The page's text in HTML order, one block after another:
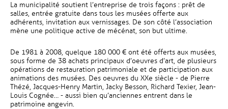
La municipalité soutient l’entreprise de trois façons : prêt de
salles, entrée gratuite dans tous les musées offerte aux
adhérents, invitation aux vernissages. De son côté l’association
mène une politique active de mécénat, son but ultime.
De 1981 à 2008, quelque 180 000 € ont été offerts aux musées,
sous forme de 38 achats principaux d’oeuvres d’art, de plusieurs
opérations de restauration patrimoniale et de participation aux
animations des musées. Des oeuvres du XXe siècle - de Pierre
Thézé, Jacques-Henry Martin, Jacky Besson, Richard Texier, Jean-
Louis Cognée… - aussi bien qu’anciennes entrent dans le
patrimoine angevin.